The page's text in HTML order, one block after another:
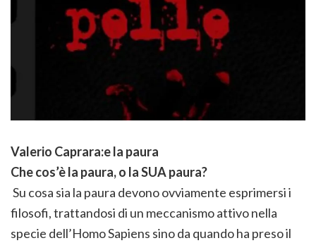
Valerio Caprara:e la paura
Che cos’è la paura, o la SUA paura?
Su cosa sia la paura devono ovviamente esprimersi i
filosofi, trattandosi di un meccanismo attivo nella
specie dell’Homo Sapiens sino da quando ha preso il